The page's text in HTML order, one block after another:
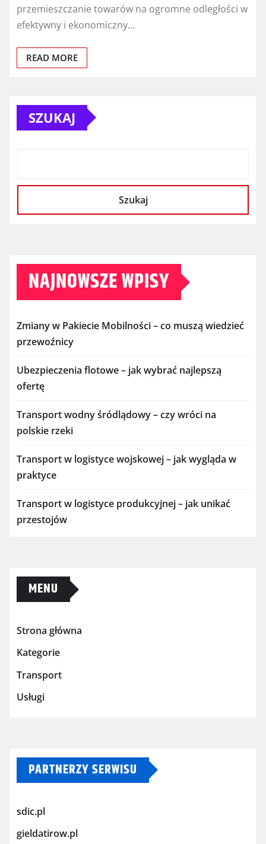
przemieszczanie towarów na ogromne odległości w
efektywny i ekonomiczny…
READ MORE
SZUKAJ
Szukaj
NAJNOWSZE WPISY
Zmiany w Pakiecie Mobilności – co muszą wiedzieć
przewoźnicy
Ubezpieczenia flotowe – jak wybrać najlepszą
ofertę
Transport wodny śródlądowy – czy wróci na
polskie rzeki
Transport w logistyce wojskowej – jak wygląda w
praktyce
Transport w logistyce produkcyjnej – jak unikać
przestojów
MENU
Strona główna
Kategorie
Transport
Usługi
PARTNERZY SERWISU
sdic.pl
gieldatirow.pl